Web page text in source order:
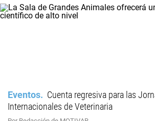
Eventos
Cuenta regresiva para las
Internacionales de Veterinaria